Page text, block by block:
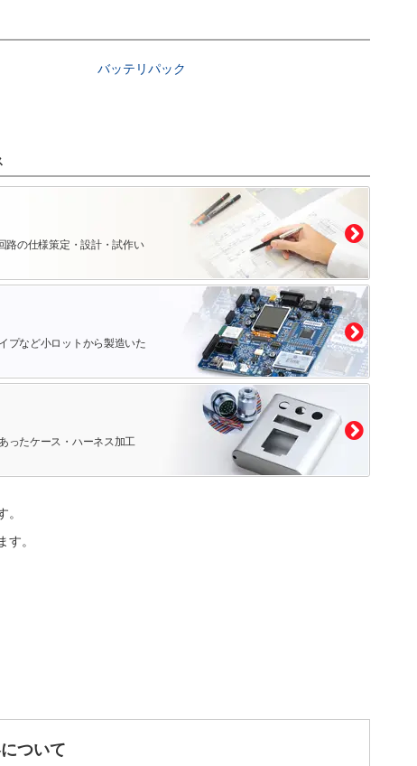
バッテリパック
路の仕様策定・設計・試作い
プなど小ロットから製造いた
ったケース・ハーネス加工
。
ついて